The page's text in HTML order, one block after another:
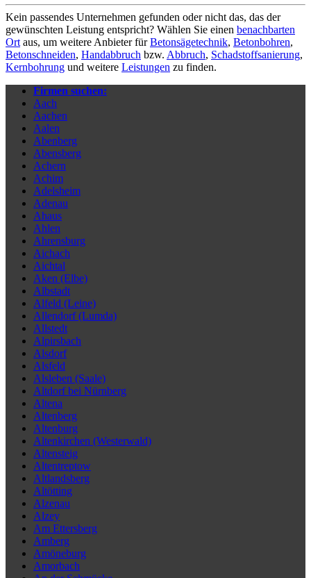
Kein passendes Unternehmen gefunden oder nicht das, das der
gewünschten Leistung entspricht? Wählen Sie einen benachbarten
Ort aus, um weitere Anbieter fürBetonsägetechnik, Betonbohren,
Betonschneiden, Handabbruch bzw. Abbruch, Schadstoffsanierung,
Kernbohrung und weitere Leistungen zu finden.
Firmen suchen:
Aach
Aachen
Aalen
Abenberg
Abensberg
Achern
Achim
Adelsheim
Adenau
Ahaus
Ahlen
Ahrensburg
Aichach
Aichtal
Aken (Elbe)
Albstadt
Alfeld (Leine)
Allendorf (Lumda)
Allstedt
Alpirsbach
Alsdorf
Alsfeld
Alsleben (Saale)
Altdorf bei Nürnberg
Altena
Altenberg
Altenburg
Altenkirchen (Westerwald)
Altensteig
Altentreptow
Altlandsberg
Altötting
Alzenau
Alzey
Am Ettersberg
Amberg
Amöneburg
Amorbach